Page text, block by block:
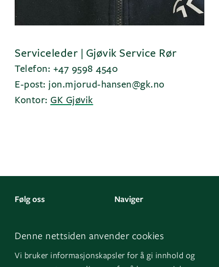
Denne nettsiden anvender cookies
Vi bruker informasjonskapsler for å gi innhold og
Serviceleder | Gjøvik Service Rør
Telefon: +47 9598 4540
E-post: jon.mjorud-hansen@gk.no
Kontor: GK Gjøvik
Følg oss
Facebook
Instagram
Naviger
Om oss
GK Sverige